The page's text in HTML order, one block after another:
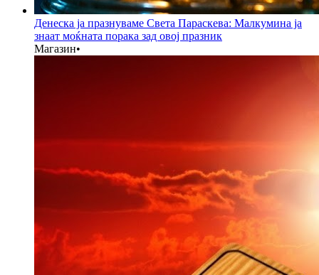
Денеска ја празнуваме Света Параскева: Малкумина ја
знаат моќната порака зад овој празник
Магазин•